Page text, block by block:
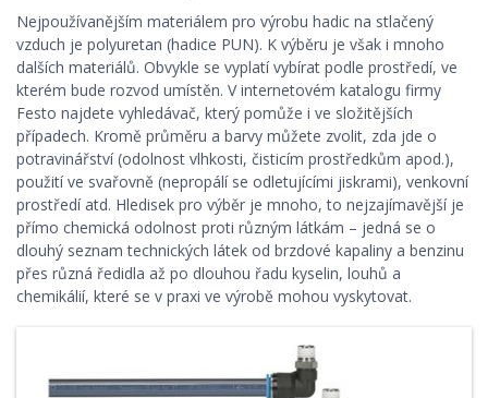
Nejpoužívanějším materiálem pro výrobu hadic na stlačený
vzduch je polyuretan (hadice PUN). K výběru je však i mnoho
dalších materiálů. Obvykle se vyplatí vybírat podle prostředí, ve
kterém bude rozvod umístěn. V internetovém katalogu firmy
Festo najdete vyhledávač, který pomůže i ve složitějších
případech. Kromě průměru a barvy můžete zvolit, zda jde o
potravinářství (odolnost vlhkosti, čisticím prostředkům apod.),
použití ve svařovně (nepropálí se odletujícími jiskrami), venkovní
prostředí atd. Hledisek pro výběr je mnoho, to nejzajímavější je
přímo chemická odolnost proti různým látkám – jedná se o
dlouhý seznam technických látek od brzdové kapaliny a benzinu
přes různá ředidla až po dlouhou řadu kyselin, louhů a
chemikálií, které se v praxi ve výrobě mohou vyskytovat.